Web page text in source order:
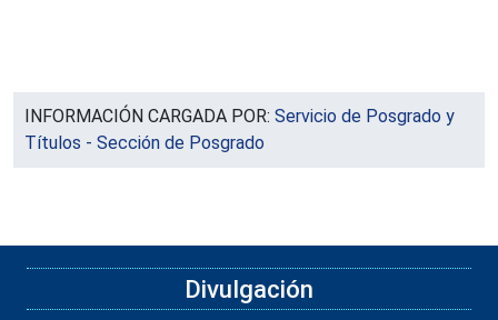
INFORMACIÓN CARGADA POR: Servicio de Posgrado y
Títulos - Sección de Posgrado
Divulgación